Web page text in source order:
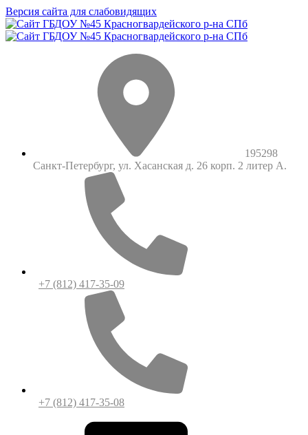
Версия сайта для слабовидящих
195298
Санкт-Петербург, ул. Хасанская д. 26 корп. 2 литер А.
+7 (812) 417-35-09
+7 (812) 417-35-08